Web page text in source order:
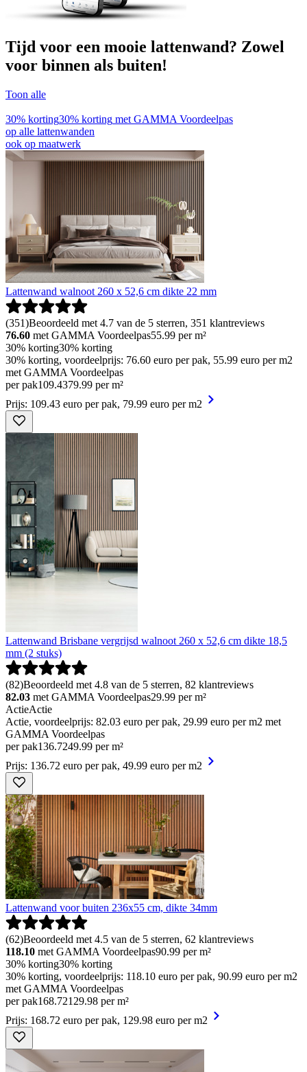
Tijd voor een mooie lattenwand? Zowel
voor binnen als buiten!
Toon alle
30% korting30% korting met GAMMA Voordeelpas
op alle lattenwanden
ook op maatwerk
Lattenwand walnoot 260 x 52,6 cm dikte 22 mm
(351)Beoordeeld met 4.7 van de 5 sterren, 351 klantreviews
76.60 met GAMMA Voordeelpas55.99 per m²
30% korting30% korting
30% korting, voordeelprijs: 76.60 euro per pak, 55.99 euro per m2
met GAMMA Voordeelpas
per pak109.4379.99 per m²
Prijs: 109.43 euro per pak, 79.99 euro per m2
Lattenwand Brisbane vergrijsd walnoot 260 x 52,6 cm dikte 18,5
mm (2 stuks)
(82)Beoordeeld met 4.8 van de 5 sterren, 82 klantreviews
82.03 met GAMMA Voordeelpas29.99 per m²
ActieActie
Actie, voordeelprijs: 82.03 euro per pak, 29.99 euro per m2 met
GAMMA Voordeelpas
per pak136.7249.99 per m²
Prijs: 136.72 euro per pak, 49.99 euro per m2
Lattenwand voor buiten 236x55 cm, dikte 34mm
(62)Beoordeeld met 4.5 van de 5 sterren, 62 klantreviews
118.10 met GAMMA Voordeelpas90.99 per m²
30% korting30% korting
30% korting, voordeelprijs: 118.10 euro per pak, 90.99 euro per m2
met GAMMA Voordeelpas
per pak168.72129.98 per m²
Prijs: 168.72 euro per pak, 129.98 euro per m2